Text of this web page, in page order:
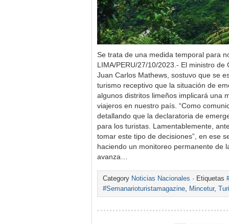
Se trata de una medida temporal para
LIMA/PERU/27/10/2023.- El ministro de
Juan Carlos Mathews, sostuvo que se
turismo receptivo que la situación de
algunos distritos limeños implicará una
viajeros en nuestro país. “Como
detallando que la declaratoria de
para los turistas. Lamentablemente,
tomar este tipo de decisiones”, en ese
haciendo un monitoreo permanente de
avanza…
Category Noticias Nacionales · Etiquetas
#Semanarioturistamagazine, Mincetur,